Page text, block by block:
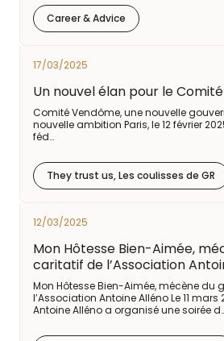
Career & Advice
17/03/2025
Un nouvel élan pour le
Comité Vendôme, une nouvelle
nouvelle ambition Paris, le 12 février
féd…
They trust us, Les coulisses de GR
12/03/2025
Mon Hôtesse Bien-Aimée,
caritatif de l’Association
Mon Hôtesse Bien-Aimée, mécène du
l’Association Antoine Alléno Le 11 mars
Antoine Alléno a organisé une soirée